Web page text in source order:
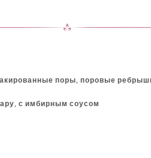
поры, поровые
с имбирным соусом